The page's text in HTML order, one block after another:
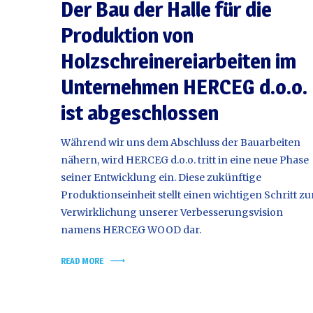
Der Bau der Halle für die
Produktion von
Holzschreinereiarbeiten im
Unternehmen HERCEG d.o.o.
ist abgeschlossen
Während wir uns dem Abschluss der Bauarbeiten
nähern, wird HERCEG d.o.o. tritt in eine neue Phase
seiner Entwicklung ein. Diese zukünftige
Produktionseinheit stellt einen wichtigen Schritt
Verwirklichung unserer Verbesserungsvision
namens HERCEG WOOD dar.
READ MORE